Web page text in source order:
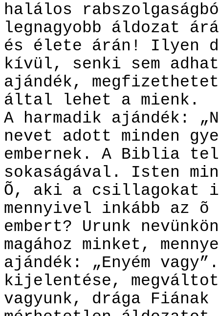
halálos
legnagyobb áldozat
és élete árán! Ilyen
kívül, senki sem
ajándék,
által lehet a mienk.
A harmadik ajándék:
nevet adott minden
embernek. A Biblia
sokaságával. Isten
Õ, aki a csillagokat
mennyivel inkább az õ
embert? Urunk
magához minket,
ajándék: „Enyém
kijelentése,
vagyunk, drága